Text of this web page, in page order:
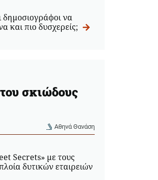
δημοσιογράφοι να
και πιο δυσχερείς;
σκιώδους
Αθηνά Θανάση
Secrets» με τους
δυτικών εταιρειών